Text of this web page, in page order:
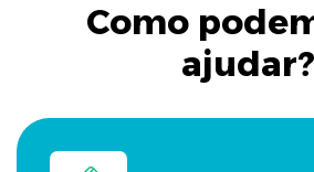
Como
ajudar?